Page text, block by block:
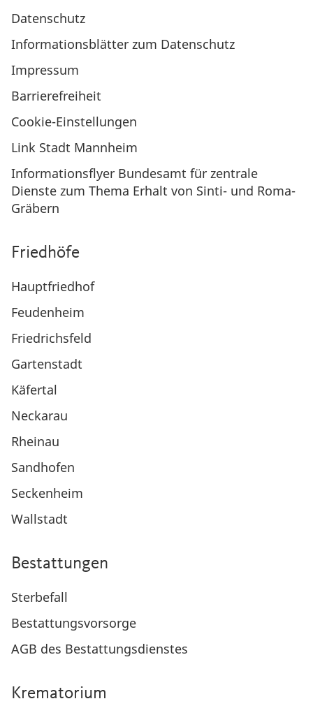
Datenschutz
Informationsblätter zum Datenschutz
Impressum
Barrierefreiheit
Cookie-Einstellungen
Link Stadt Mannheim
Informationsflyer Bundesamt für zentrale
Dienste zum Thema Erhalt von Sinti- und Roma-
Gräbern
Friedhöfe
Hauptfriedhof
Feudenheim
Friedrichsfeld
Gartenstadt
Käfertal
Neckarau
Rheinau
Sandhofen
Seckenheim
Wallstadt
Bestattungen
Sterbefall
Bestattungsvorsorge
AGB des Bestattungsdienstes
Krematorium